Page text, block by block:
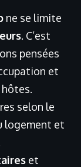
ne se limite
. C’est
pensées
et
selon le
logement et
et